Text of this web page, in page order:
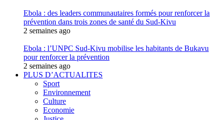
Ebola : des leaders communautaires formés pour renforcer la
prévention dans trois zones de santé du Sud-Kivu
2 semaines ago
Ebola : l’UNPC Sud-Kivu mobilise les habitants de Bukavu
pour renforcer la prévention
2 semaines ago
PLUS D’ACTUALITES
Sport
Environnement
Culture
Economie